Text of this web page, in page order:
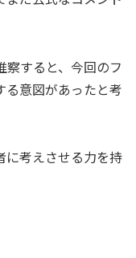
察すると、今回のフ
る意図があったと考
に考えさせる力を持